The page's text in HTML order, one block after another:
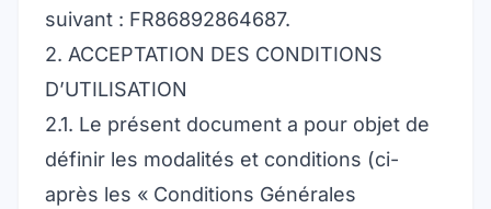
suivant : FR86892864687.
2. ACCEPTATION DES CONDITIONS
D’UTILISATION
2.1. Le présent document a pour objet de
définir les modalités et conditions (ci-
après les « Conditions Générales